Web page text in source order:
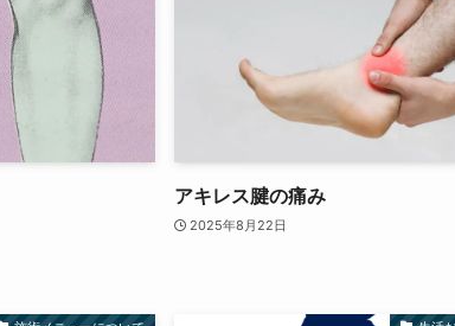
アキレス腱の痛み
2025年8月22日